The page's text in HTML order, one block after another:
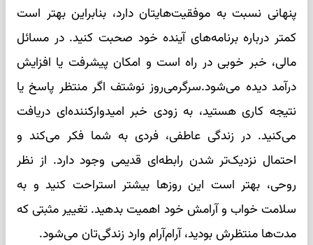
پنهانی نسبت به موفقیت‌هایتان دارد، بنابراین بهتر است
کمتر درباره برنامه‌های آینده خود صحبت کنید. در مسائل
مالی، خبر خوبی در راه است و امکان پیشرفت یا افزایش
درآمد دیده می‌شود.سرگرمی‌روز نوشتف اگر منتظر پاسخ یا
نتیجه کاری هستید، به زودی خبر امیدوارکننده‌ای دریافت
می‌کنید. در زندگی عاطفی، فردی به شما فکر می‌کند و
احتمال نزدیک‌تر شدن رابطه‌ای قدیمی وجود دارد. از نظر
روحی، بهتر است این روزها بیشتر استراحت کنید و به
سلامت خواب و آرامش خود اهمیت بدهید. تغییر مثبتی که
مدت‌ها منتظرش بودید، آرام‌آرام وارد زندگی‌تان می‌شود.